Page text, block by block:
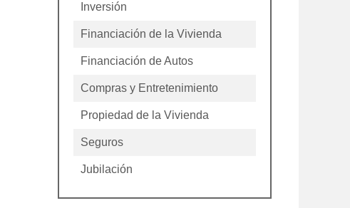
Inversión
Financiación de la Vivienda
Financiación de Autos
Compras y Entretenimiento
Propiedad de la Vivienda
Seguros
Jubilación